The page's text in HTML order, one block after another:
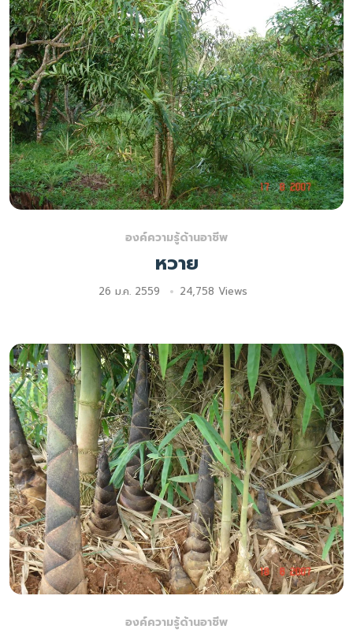
องค์ความรู้ด้านอาชีพ
หวาย
26 ม.ค. 2559 24,758 Views
องค์ความรู้ด้านอาชีพ